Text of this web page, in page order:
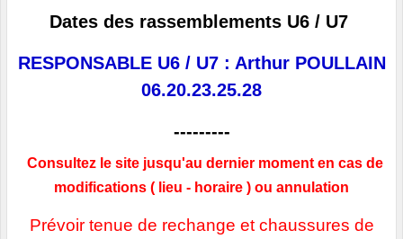
Dates des rassemblements U6 / U7
RESPONSABLE U6 / U7 : Arthur POULLAIN
06.20.23.25.28
---------
Consultez le site jusqu'au dernier moment en cas de
modifications ( lieu - horaire ) ou annulation
Prévoir tenue de rechange et chaussures de